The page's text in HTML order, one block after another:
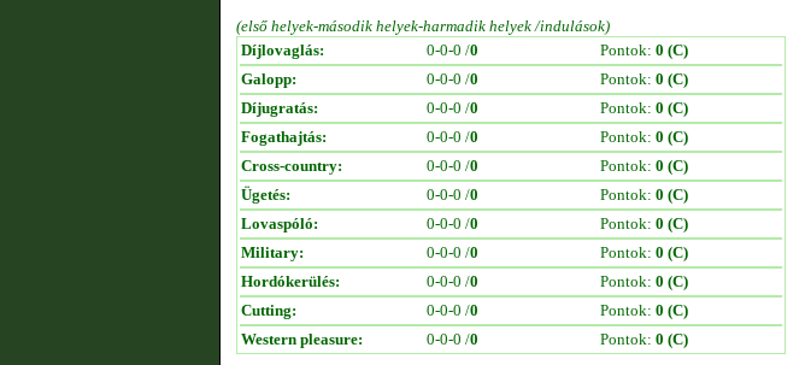
(első helyek-második helyek-harmadik helyek /indulások)
Díjlovaglás:
0-0-0 /0 Pontok: 0 (C)
Galopp:
0-0-0 /0 Pontok: 0 (C)
Díjugratás:
0-0-0 /0 Pontok: 0 (C)
Fogathajtás:
0-0-0 /0 Pontok: 0 (C)
Cross-country:
0-0-0 /0 Pontok: 0 (C)
Ügetés:
0-0-0 /0 Pontok: 0 (C)
Lovaspóló:
0-0-0 /0 Pontok: 0 (C)
Military:
0-0-0 /0 Pontok: 0 (C)
Hordókerülés:
0-0-0 /0 Pontok: 0 (C)
Cutting:
0-0-0 /0 Pontok: 0 (C)
Western pleasure:
0-0-0 /0 Pontok: 0 (C)